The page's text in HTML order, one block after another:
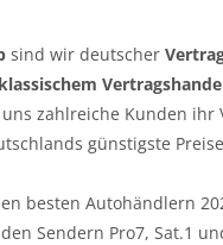
sind wir deutscher
klassischem
zahlreiche Kunden ihr
günstigste
besten Autohändlern
Sendern Pro7, Sat.1